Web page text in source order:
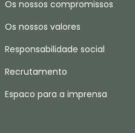
Os nossos compromissos
Os nossos valores
Responsabilidade social
Recrutamento
Espaco para a imprensa